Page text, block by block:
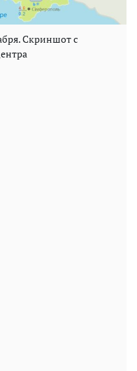
Скриншот с